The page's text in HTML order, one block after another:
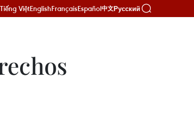
Tiếng ViệtEnglishFrançaisEspañol中文Русский